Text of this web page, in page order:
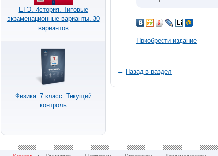
ЕГЭ. История. Типовые
экзаменационные варианты. 30
вариантов
Физика. 7 класс. Текущий
контроль
Приобрести издание
← Назад в раздел